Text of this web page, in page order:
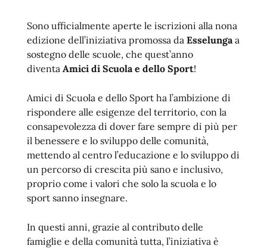
Sono ufficialmente aperte le iscrizioni alla nona
edizione dell’iniziativa promossa da Esselungaa
sostegno delle scuole, che quest’anno
diventa Amici di Scuola e dello Sport!
Amici di Scuola e dello Sport ha l’ambizione di
rispondere alle esigenze del territorio, con la
consapevolezza di dover fare sempre di più per
il benessere e lo sviluppo delle comunità,
mettendo al centro l’educazione e lo sviluppo di
un percorso di crescita più sano e inclusivo,
proprio come i valori che solo la scuola e lo
sport sanno insegnare.
In questi anni, grazie al contributo delle
famiglie e della comunità tutta, l’iniziativa è